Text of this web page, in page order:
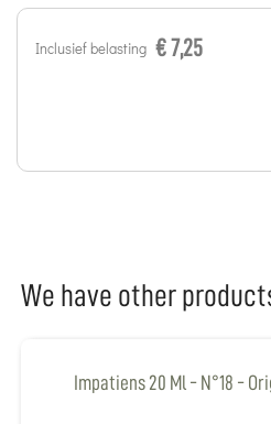
Inclusief belasting € 7,25
We have other
Impatiens 20 Ml - N°18 -